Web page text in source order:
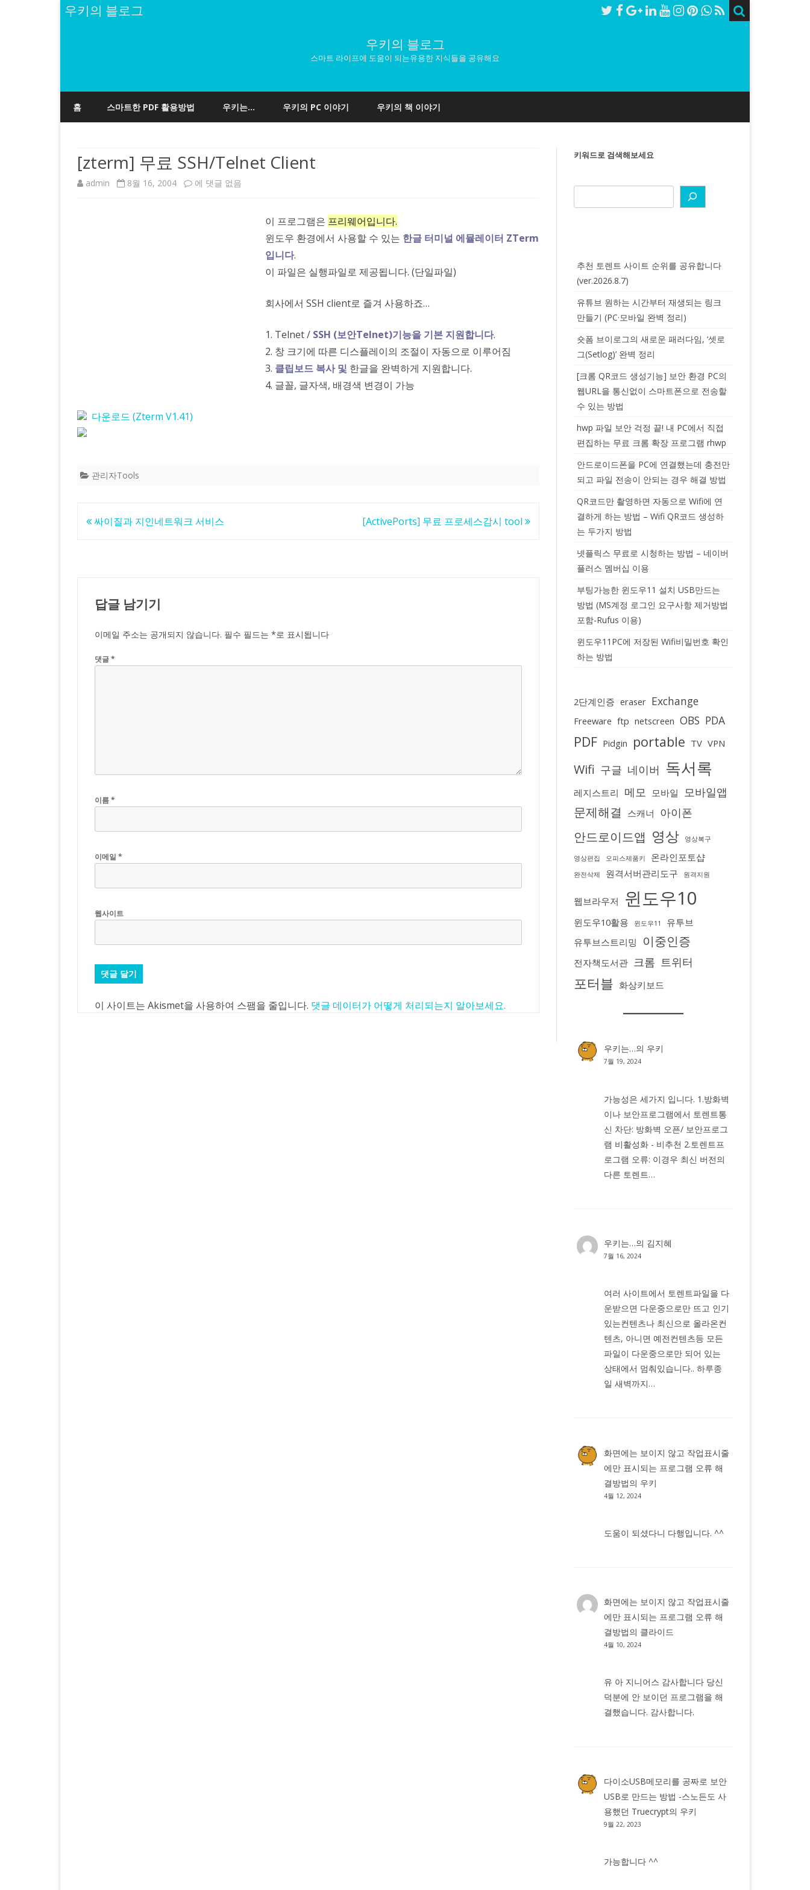
우키의 블로그
우키의 블로그
스마트 라이프에 도움이 되는유용한 지식들을 공유해요
to
content
홈 스마트한 PDF 활용방법 우키는… 우키의 PC 이야기 우키의 책 이야기
[zterm] 무료 SSH/Telnet Client
admin 8월 16, 2004
[zterm]
에 댓글 없음
이 프로그램은 프리웨어입니다.
윈도우 환경에서 사용할 수 있는 한글 터미널 에뮬레이터 ZTerm
입니다.
이 파일은 실행파일로 제공됩니다. (단일파일)
회사에서 SSH client로 즐겨 사용하죠…
1. Telnet / SSH (보안Telnet)기능을 기본 지원합니다.
2. 창 크기에 따른 디스플레이의 조절이 자동으로 이루어짐
3. 클립보드 복사 및 한글을 완벽하게 지원합니다.
4. 글꼴, 글자색, 배경색 변경이 가능
다운로드 (Zterm V1.41)
관리자Tools
글싸이질과 지인네트워크 서비스 [ActivePorts] 무료 프로세스감시 tool
답글 남기기
이메일 주소는 공개되지 않습니다. 필수 필드는 *로 표시됩니다
댓글*
이름*
이메일 *
웹사이트
이 사이트는 Akismet을 사용하여 스팸을 줄입니다. 댓글 데이터가 어떻게 처리되는지 알아보세요.
키워드로 검색해보세요
추천 토렌트 사이트 순위를 공유합니다
(ver.2026.8.7)
유튜브 원하는 시간부터 재생되는 링크
만들기 (PC·모바일 완벽 정리)
숏폼 브이로그의 새로운 패러다임, ‘셋로
그(Setlog)’ 완벽 정리
[크롬 QR코드 생성기능] 보안 환경 PC의
웹URL을 통신없이 스마트폰으로 전송할
수 있는 방법
hwp 파일 보안 걱정 끝! 내 PC에서 직접
편집하는 무료 크롬 확장 프로그램 rhwp
안드로이드폰을 PC에 연결했는데 충전만
되고 파일 전송이 안되는 경우 해결 방법
QR코드만 촬영하면 자동으로 Wifi에 연
결하게 하는 방법 – Wifi QR코드 생성하
는 두가지 방법
넷플릭스 무료로 시청하는 방법 – 네이버
플러스 멤버십 이용
부팅가능한 윈도우11 설치 USB만드는
방법 (MS계정 로그인 요구사항 제거방법
포함-Rufus 이용)
윈도우11PC에 저장된 Wifi비밀번호 확인
하는 방법
2단계인증 eraser Exchange
Freeware ftp netscreen OBS PDA
PDF Pidgin portable TV VPN
Wifi 구글 네이버 독서록
레지스트리 메모 모바일 모바일앱
문제해결 스캐너 아이폰
안드로이드앱 영상 영상복구
영상편집 오피스제품키 온라인포토샵
완전삭제 원격서버관리도구 원격지원
웹브라우저 윈도우10
윈도우10활용 윈도우11
유투브
유투브스트리밍
이중인증
전자책도서관 크롬 트위터
포터블 화상키보드
우키는…의 우키
7월 19, 2024
가능성은 세가지 입니다. 1.방화벽
이나 보안프로그램에서 토렌트통
신 차단: 방화벽 오픈/ 보안프로그
램 비활성화 - 비추천 2.토렌트프
로그램 오류: 이경우 최신 버전의
다른 토렌트…
우키는…의 김지혜
7월 16, 2024
여러 사이트에서 토렌트파일을 다
운받으면 다운중으로만 뜨고 인기
있는컨텐츠나 최신으로 올라온컨
텐츠, 아니면 예전컨텐츠등 모든
파일이 다운중으로만 되어 있는
상태에서 멈춰있습니다.. 하루종
일 새벽까지…
화면에는 보이지 않고 작업표시줄
에만 표시되는 프로그램 오류 해
결방법의 우키
4월 12, 2024
도움이 되셨다니 다행입니다. ^^
화면에는 보이지 않고 작업표시줄
에만 표시되는 프로그램 오류 해
결방법의 클라이드
4월 10, 2024
유 아 지니어스 감사합니다 당신
덕분에 안 보이던 프로그램을 해
결했습니다. 감사합니다.
다이소USB메모리를 공짜로 보안
USB로 만드는 방법 -스노든도 사
용했던 Truecrypt의 우키
9월 22, 2023
가능합니다 ^^